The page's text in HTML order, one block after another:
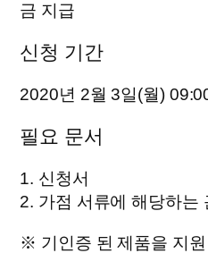
금 지급
신청 기간
2020년 2월 3일(월)
필요 문서
1. 신청서
2. 가점 서류에 해당하는
※ 기인증 된 제품을 지